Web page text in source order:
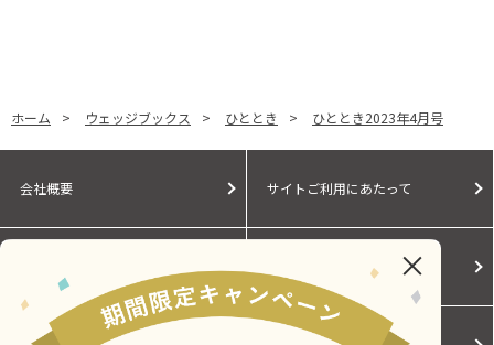
ホーム > ウェッジブックス > ひととき > ひととき2023年4月号
会社概要 サイトご利用にあたって